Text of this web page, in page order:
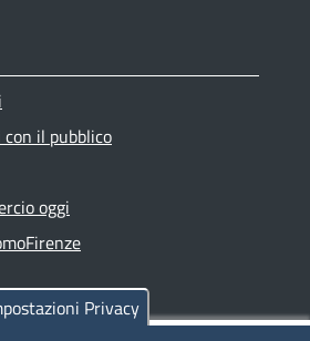
il pubblico
oggi
Privacy